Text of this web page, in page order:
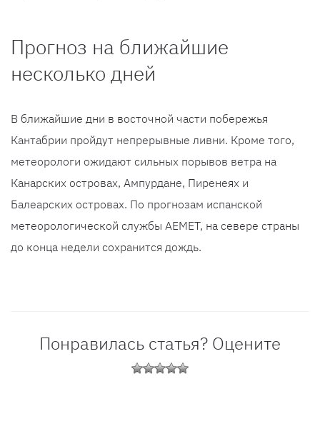
Прогноз на ближайшие
несколько дней
В ближайшие дни в восточной части побережья
Кантабрии пройдут непрерывные ливни. Кроме того,
метеорологи ожидают сильных порывов ветра на
Канарских островах, Ампурдане, Пиренеях и
Балеарских островах. По прогнозам испанской
метеорологической службы AEMET, на севере страны
до конца недели сохранится дождь.
Понравилась статья? Оцените